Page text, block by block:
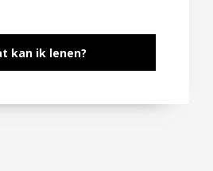
kan ik lenen?